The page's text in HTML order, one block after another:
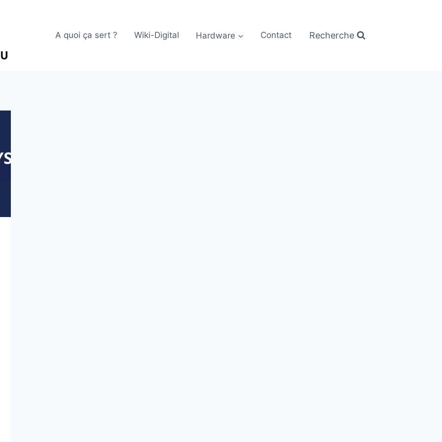
A quoi ça sert ? Wiki-Digital Hardware Contact Recherche